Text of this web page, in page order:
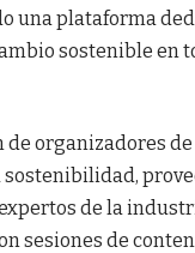
una plataforma
sostenible en
de organizadores
sostenibilidad,
de la
sesiones de